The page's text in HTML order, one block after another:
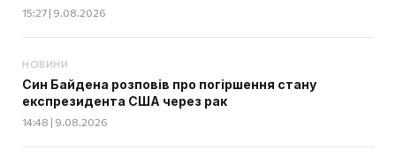
15:27 | 9.08.2026
НОВИНИ
Син Байдена розповів про погіршення стану
експрезидента США через рак
14:48 | 9.08.2026